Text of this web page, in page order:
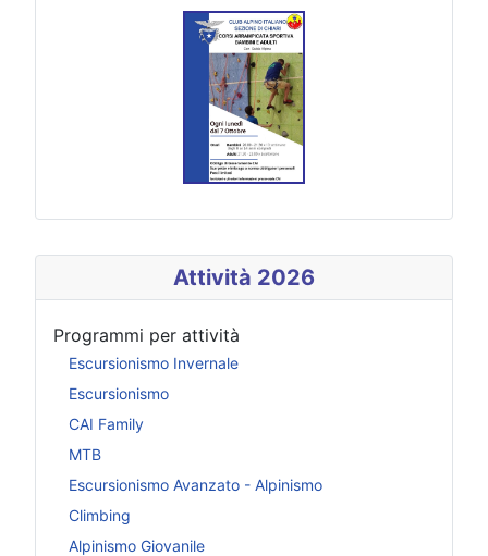
Attività 2026
Programmi per attività
Escursionismo Invernale
Escursionismo
CAI Family
MTB
Escursionismo Avanzato - Alpinismo
Climbing
Alpinismo Giovanile